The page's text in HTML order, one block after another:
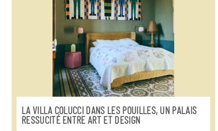
LA VILLA COLUCCI DANS LES POUILLES, UN PALAIS
RESSUCITÉ ENTRE ART ET DESIGN